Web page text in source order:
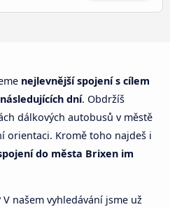
nejlevnější spojení s cílem
dní. Obdržíš
dálkových autobusů v městě
orientaci. Kromě toho najdeš i
do města Brixen im
našem vyhledávání jsme už